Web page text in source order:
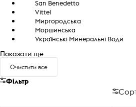
San Benedetto
Vittel
Миргородська
Моршинська
Українські Минеральні Води
Показати ще
Очистити все
Фільтр